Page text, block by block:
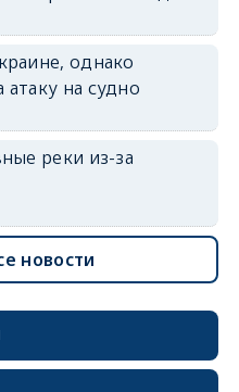
однако
на судно
реки из-за
новости